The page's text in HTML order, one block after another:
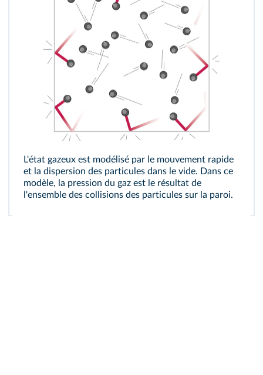
L'état gazeux est modélisé par le mouvement rapide
et la dispersion des particules dans le vide. Dans ce
modèle, la pression du gaz est le résultat de
l'ensemble des collisions des particules sur la paroi.